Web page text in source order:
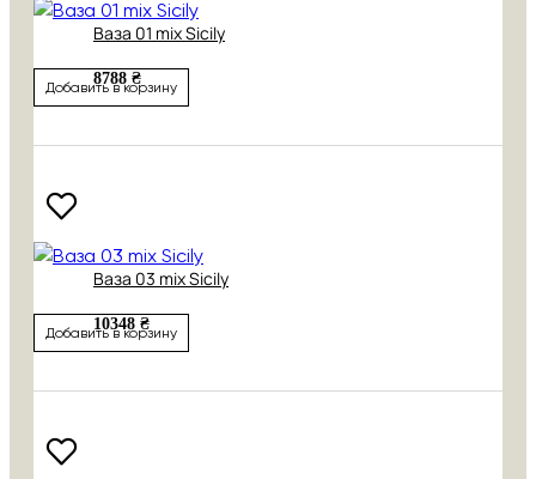
Ваза 01 mix Sicily
8788 ₴
Добавить в корзину
Ваза 03 mix Sicily
10348 ₴
Добавить в корзину